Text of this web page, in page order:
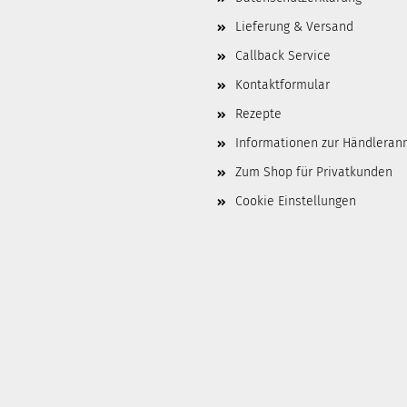
Lieferung & Versand
Callback Service
Kontaktformular
Rezepte
Informationen zur
Zum Shop für Privatkunden
Cookie Einstellungen